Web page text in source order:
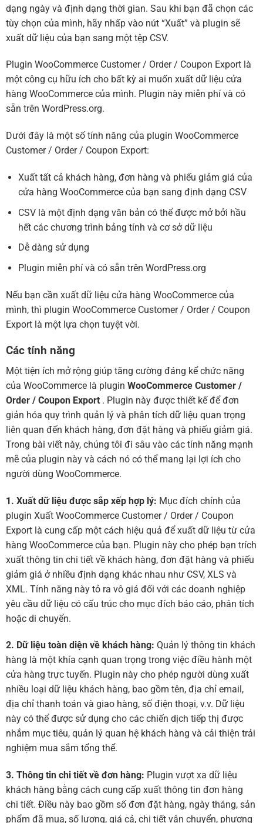
dạng ngày và định dạng thời gian. Sau khi bạn đã chọn các
tùy chọn của mình, hãy nhấp vào nút “Xuất” và plugin sẽ
xuất dữ liệu của bạn sang một tệp CSV.
Plugin WooCommerce Customer / Order / Coupon Export là
một công cụ hữu ích cho bất kỳ ai muốn xuất dữ liệu cửa
hàng WooCommerce của mình. Plugin này miễn phí và có
sẵn trên WordPress.org.
Dưới đây là một số tính năng của plugin WooCommerce
Customer / Order / Coupon Export:
Xuất tất cả khách hàng, đơn hàng và phiếu giảm giá của
cửa hàng WooCommerce của bạn sang định dạng CSV
CSV là một định dạng văn bản có thể được mở bởi hầu
hết các chương trình bảng tính và cơ sở dữ liệu
Dễ dàng sử dụng
Plugin miễn phí và có sẵn trên WordPress.org
Nếu bạn cần xuất dữ liệu cửa hàng WooCommerce của
mình, thì plugin WooCommerce Customer / Order / Coupon
Export là một lựa chọn tuyệt vời.
Các tính năng
Một tiện ích mở rộng giúp tăng cường đáng kể chức năng
của WooCommerce là plugin WooCommerce Customer /
Order / Coupon Export . Plugin này được thiết kế để đơn
giản hóa quy trình quản lý và phân tích dữ liệu quan trọng
liên quan đến khách hàng, đơn đặt hàng và phiếu giảm giá.
Trong bài viết này, chúng tôi đi sâu vào các tính năng mạnh
mẽ của plugin này và cách nó có thể mang lại lợi ích cho
người dùng WooCommerce.
1. Xuất dữ liệu được sắp xếp hợp lý: Mục đích chính của
plugin Xuất WooCommerce Customer / Order / Coupon
Export là cung cấp một cách hiệu quả để xuất dữ liệu từ cửa
hàng WooCommerce của bạn. Plugin này cho phép bạn trích
xuất thông tin chi tiết về khách hàng, đơn đặt hàng và phiếu
giảm giá ở nhiều định dạng khác nhau như CSV, XLS và
XML. Tính năng này tỏ ra vô giá đối với các doanh nghiệp
yêu cầu dữ liệu có cấu trúc cho mục đích báo cáo, phân tích
hoặc di chuyển.
2. Dữ liệu toàn diện về khách hàng: Quản lý thông tin khách
hàng là một khía cạnh quan trọng trong việc điều hành một
cửa hàng trực tuyến. Plugin này cho phép người dùng xuất
nhiều loại dữ liệu khách hàng, bao gồm tên, địa chỉ email,
địa chỉ thanh toán và giao hàng, số điện thoại, v.v. Dữ liệu
này có thể được sử dụng cho các chiến dịch tiếp thị được
nhắm mục tiêu, quản lý quan hệ khách hàng và cải thiện trải
nghiệm mua sắm tổng thể.
3. Thông tin chi tiết về đơn hàng: Plugin vượt xa dữ liệu
khách hàng bằng cách cung cấp xuất thông tin đơn hàng
chi tiết. Điều này bao gồm số đơn đặt hàng, ngày tháng, sản
phẩm đã mua, số lượng, giá cả, chi tiết vận chuyển, phương